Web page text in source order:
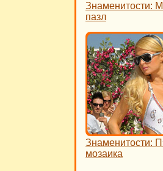
Знаменитости:
пазл
Знаменитости:
мозаика